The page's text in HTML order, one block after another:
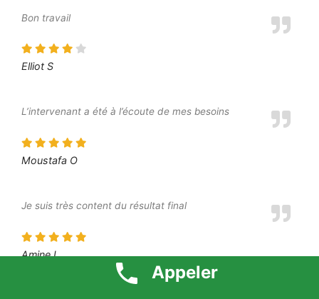
Bon travail
Elliot S
L’intervenant a été à l’écoute de mes besoins
Moustafa O
Je suis très content du résultat final
Amine L
Appeler